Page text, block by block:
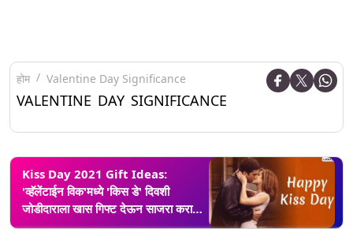
होम Valentine Day Significance
VALENTINE DAY SIGNIFICANCE
Kiss Day 2021 Gift Ideas:
'व्हॅलेंटाईन विक'मध्ये 'किस डे' दिवशी
जोडीदाराला खास गिफ्ट देऊन साजरा करा
प्रेमाचा दिवस